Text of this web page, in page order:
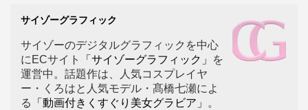
サイゾーグラフィック
サイゾーのデジタルグラフィックを中心
にECサイト
「サイゾーグラフィック」
を
運営中。話題作は、人気コスプレイヤ
ー・くろはと人気モデル・髙橋七瀬によ
る
「動画付きくすぐり美女グラビア」
。